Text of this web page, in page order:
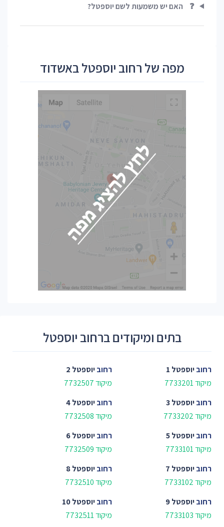
❓ האם יש משמעות לשם יוספטל?
מפה של רחוב יוספטל באשדוד
בתים ומיקודים ברחוב יוספטל
רחוביוספטל 1
מיקוד 7733201
רחוביוספטל 2
מיקוד 7732507
רחוביוספטל 3
מיקוד 7733202
רחוביוספטל 4
מיקוד 7732508
רחוביוספטל 5
מיקוד 7733101
רחוביוספטל 6
מיקוד 7732509
רחוביוספטל 7
מיקוד 7733102
רחוביוספטל 8
מיקוד 7732510
רחוביוספטל 9
מיקוד 7733103
רחוביוספטל 10
מיקוד 7732511